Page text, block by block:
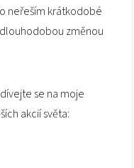
neřeším krátkodobé
změnou
se na moje
akcií světa: